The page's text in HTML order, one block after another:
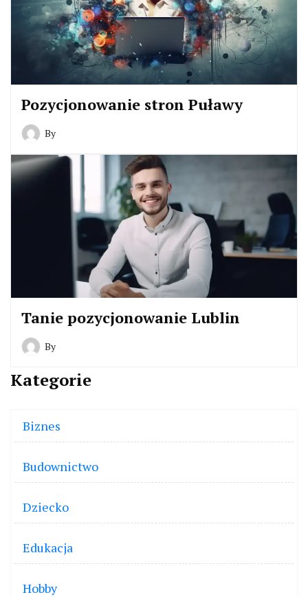
Pozycjonowanie stron Puławy
By
Tanie pozycjonowanie Lublin
By
Kategorie
Biznes
Budownictwo
Dziecko
Edukacja
Hobby